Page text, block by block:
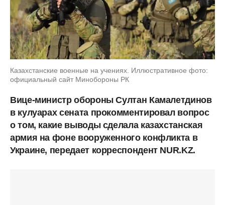
Казахстанские военные на учениях. Иллюстративное фото:
официальный сайт Минобороны РК
Вице-министр обороны Султан Камалетдинов
в кулуарах сената прокомментировал вопрос
о том, какие выводы сделала казахстанская
армия на фоне вооруженного конфликта в
Украине, передает корреспондент NUR.KZ.